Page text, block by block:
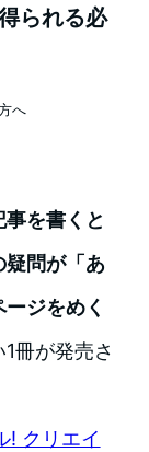
られる必
へ
事を書くと
疑問が「あ
ジをめく
冊が発売さ
! クリエイ